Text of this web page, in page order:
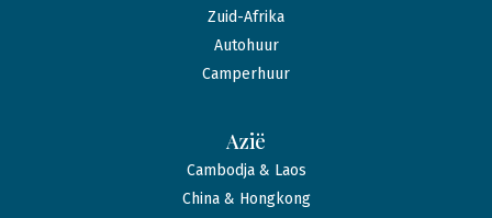
Zuid-Afrika
Autohuur
Camperhuur
Azië
Cambodja & Laos
China & Hongkong